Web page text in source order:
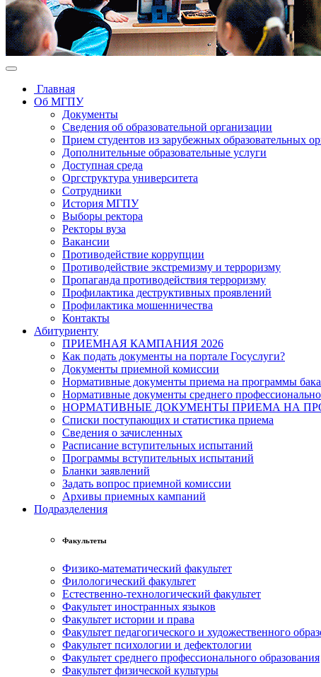
Главная
Об МГПУ
Документы
Сведения об образовательной организации
Прием студентов из зарубежных образовательных
Дополнительные образовательные услуги
Доступная среда
Оргструктура университета
Сотрудники
История МГПУ
Выборы ректора
Ректоры вуза
Вакансии
Противодействие коррупции
Противодействие экстремизму и терроризму
Пропаганда противодействия терроризму
Профилактика деструктивных проявлений
Профилактика мошенничества
Контакты
Абитуриенту
ПРИЕМНАЯ КАМПАНИЯ 2026
Как подать документы на портале Госуслуги?
Документы приемной комиссии
Нормативные документы приема на программы
Нормативные документы среднего
НОРМАТИВНЫЕ ДОКУМЕНТЫ ПРИЕМА НА
Списки поступающих и статистика приема
Сведения о зачисленных
Расписание вступительных испытаний
Программы вступительных испытаний
Бланки заявлений
Задать вопрос приемной комиссии
Архивы приемных кампаний
Подразделения
Факультеты
Физико-математический факультет
Филологический факультет
Естественно-технологический факультет
Факультет иностранных языков
Факультет истории и права
Факультет педагогического и художественного
Факультет психологии и дефектологии
Факультет среднего профессионального образования
Факультет физической культуры